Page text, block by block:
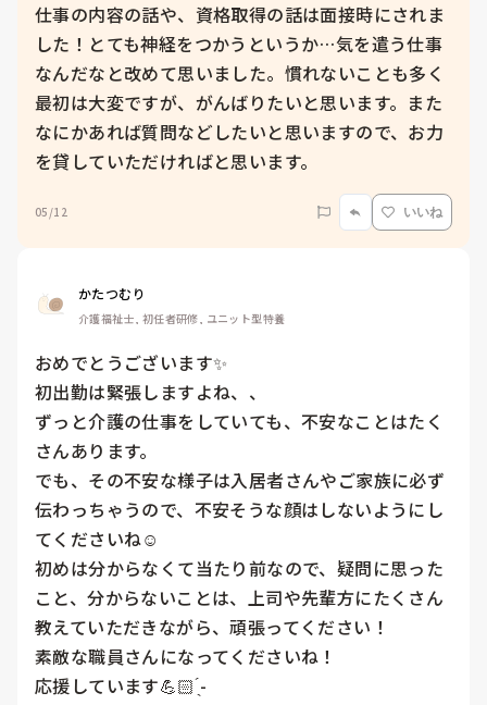
仕事の内容の話や、資格取得の話は面接時にされま
した！とても神経をつかうというか…気を遣う仕事
なんだなと改めて思いました。慣れないことも多く
最初は大変ですが、がんばりたいと思います。また
なにかあれば質問などしたいと思いますので、お力
を貸していただければと思います。
05/12 いいね
かたつむり
介護福祉士, 初任者研修, ユニット型特養
おめでとうございます✨
初出勤は緊張しますよね、、
ずっと介護の仕事をしていても、不安なことはたく
さんあります。
でも、その不安な様子は入居者さんやご家族に必ず
伝わっちゃうので、不安そうな顔はしないようにし
てくださいね☺️
初めは分からなくて当たり前なので、疑問に思った
こと、分からないことは、上司や先輩方にたくさん
教えていただきながら、頑張ってください！
素敵な職員さんになってくださいね！
応援しています💪🏻 ̖́-